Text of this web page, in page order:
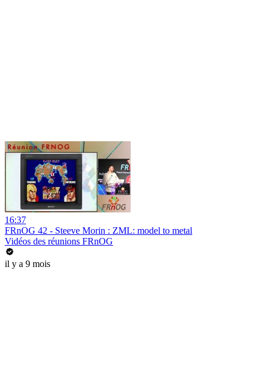
16:37
FRnOG 42 - Steeve Morin : ZML: model to metal
Vidéos des réunions FRnOG
il y a 9 mois